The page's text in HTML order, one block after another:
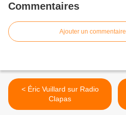
Commentaires
Ajouter un commentaire
< Éric Vuillard sur Radio
Clapas